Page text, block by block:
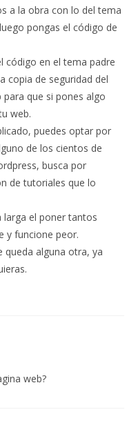
a la obra con lo del tema
pongas el código de
código en el tema padre
copia de seguridad del
que si pones algo
web.
puedes optar por
de los cientos de
busca por
de tutoriales que lo
larga el poner tantos
y funcione peor.
queda alguna otra, ya
web?